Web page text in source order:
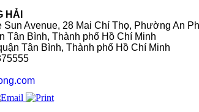
HẢI
Avenue, 28 Mai Chí Thọ, Phường An
Tân Bình, Thành phố Hồ Chí Minh
Tân Bình, Thành phố Hồ Chí Minh